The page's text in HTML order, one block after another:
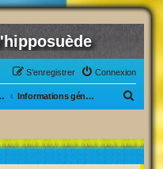
Connexion
S’enregistrer
Informations générales
h